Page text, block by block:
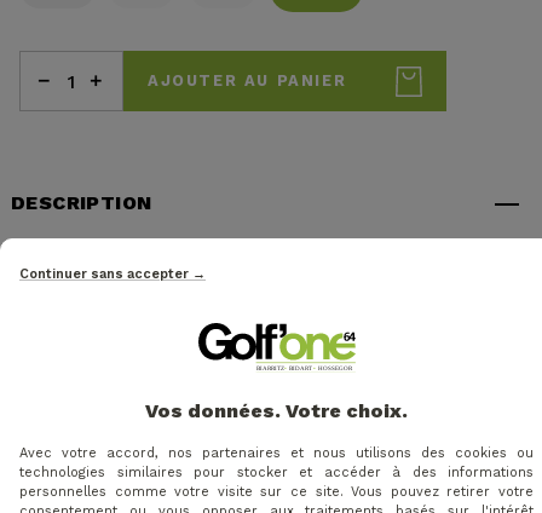
AJOUTER AU PANIER
DESCRIPTION
Caractéristiques :
manches pour une chaleur légère et efficace.
Clo® Vivo Extreme : isolation innovante avec
respirabilité et une élasticité 4-way stretch.
Tissu extérieur léger, extensible et déperlant pour
plus de confort.
Continuer sans accepter →
Vos données. Votre choix.
Avec votre accord, nos partenaires et nous utilisons des cookies ou
technologies similaires pour stocker et accéder à des informations
personnelles comme votre visite sur ce site. Vous pouvez retirer votre